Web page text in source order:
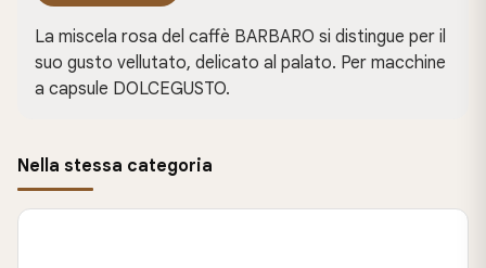
La miscela rosa del caffè BARBARO si distingue per il
suo gusto vellutato, delicato al palato. Per macchine
a capsule DOLCEGUSTO.
Nella stessa categoria